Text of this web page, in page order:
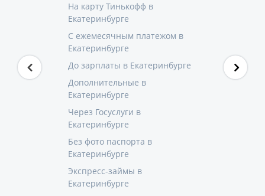
На карту Тинькофф в
Екатеринбурге
С ежемесячным платежом в
Екатеринбурге
До зарплаты в Екатеринбурге
Дополнительные в
Екатеринбурге
Через Госуслуги в
Екатеринбурге
Без фото паспорта в
Екатеринбурге
Экспресс-займы в
Екатеринбурге